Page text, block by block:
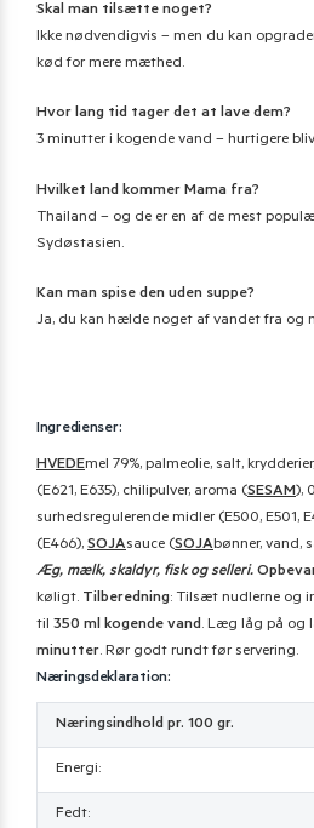
Skal man tilsætte noget?
Ikke nødvendigvis – men du kan
kød for mere mæthed.
Hvor lang tid tager det at lave dem?
3 minutter i kogende vand – hurtigere
Hvilket land kommer Mama fra?
Thailand – og de er en af de mest
Sydøstasien.
Kan man spise den uden suppe?
Ja, du kan hælde noget af vandet fra og
Ingredienser:
HVEDEmel 79%, palmeolie, salt,
(E621, E635), chilipulver, aroma (SESAM),
surhedsregulerende midler (E500, E501,
(E466), SOJAsauce (SOJAbønner, vand,
Æg, mælk, skaldyr, fisk og selleri.
køligt. Tilberedning: Tilsæt nudlerne og
til 350 ml kogende vand. Læg låg på og
minutter. Rør godt rundt før servering.
Næringsdeklaration:
Næringsindhold pr. 100 gr.
Energi:
Fedt: